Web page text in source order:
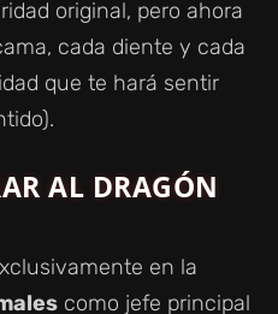
original, pero ahora
cada diente y cada
que te hará sentir
AL DRAGÓN
en la
como jefe principal